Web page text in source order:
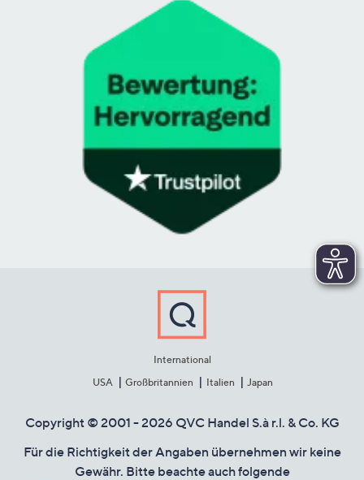
International
USA
Großbritannien Italien Japan
Copyright © 2001 - 2026 QVC Handel S.à r.l. & Co. KG
Für die Richtigkeit der Angaben übernehmen wir keine
Gewähr. Bitte beachte auch folgende